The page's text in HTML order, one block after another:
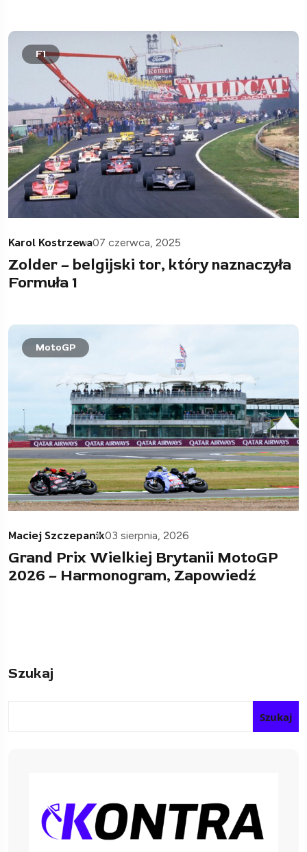
F1
Karol Kostrzewa07 czerwca, 2025
Zolder – belgijski tor, który naznaczyła
Formuła 1
MotoGP
Maciej Szczepanik03 sierpnia, 2026
Grand Prix Wielkiej Brytanii MotoGP
2026 – Harmonogram, Zapowiedź
Szukaj
Szukaj